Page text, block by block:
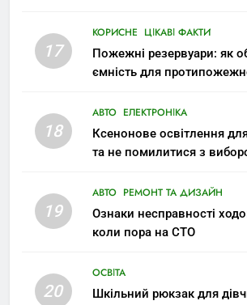
17
КОРИСНЕ ЦІКАВІ ФАКТИ
Пожежні резервуари: як
ємність для
18
АВТО ЕЛЕКТРОНІКА
Ксенонове освітлення
та не помилитися з
19
АВТО РЕМОНТ ТА ДИЗАЙН
Ознаки несправності
коли пора на СТО
20
ОСВІТА
Шкільний рюкзак для